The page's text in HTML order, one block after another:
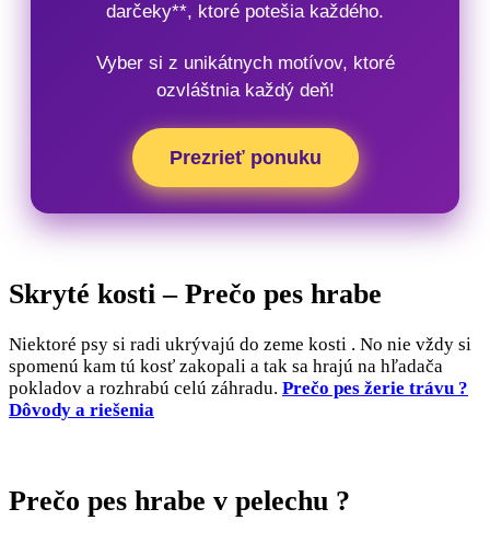
darčeky**, ktoré potešia každého.
Vyber si z unikátnych motívov, ktoré
ozvláštnia každý deň!
Prezrieť ponuku
Skryté kosti – Prečo pes hrabe
Niektoré psy si radi ukrývajú do zeme kosti . No nie vždy si
spomenú kam tú kosť zakopali a tak sa hrajú na hľadača
pokladov a rozhrabú celú záhradu. Prečo pes žerie trávu ?
Dôvody a riešenia
Prečo pes hrabe v pelechu ?